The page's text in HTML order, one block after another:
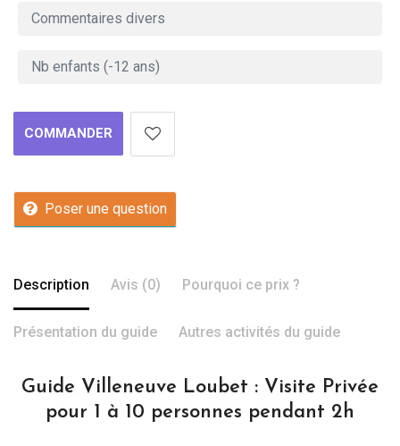
COMMANDER
Poser une question
Description Avis (0) Pourquoi ce prix ?
Présentation du guide Autres activités du guide
Guide Villeneuve Loubet : Visite Privée
pour 1 à 10 personnes pendant 2h